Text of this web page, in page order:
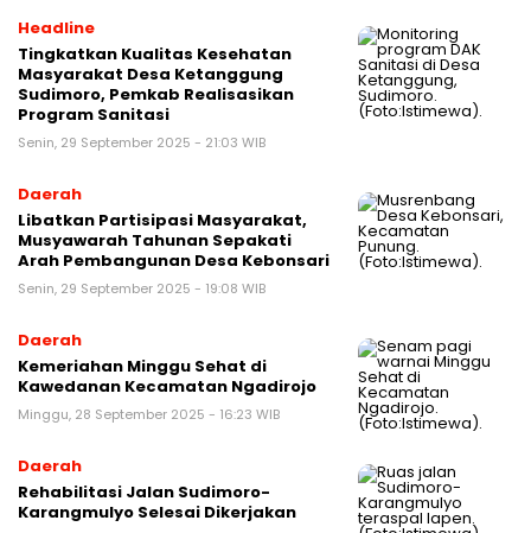
Headline
Tingkatkan Kualitas Kesehatan
Masyarakat Desa Ketanggung
Sudimoro, Pemkab Realisasikan
Program Sanitasi
Senin, 29 September 2025 - 21:03 WIB
Daerah
Libatkan Partisipasi Masyarakat,
Musyawarah Tahunan Sepakati
Arah Pembangunan Desa Kebonsari
Senin, 29 September 2025 - 19:08 WIB
Daerah
Kemeriahan Minggu Sehat di
Kawedanan Kecamatan Ngadirojo
Minggu, 28 September 2025 - 16:23 WIB
Daerah
Rehabilitasi Jalan Sudimoro-
Karangmulyo Selesai Dikerjakan